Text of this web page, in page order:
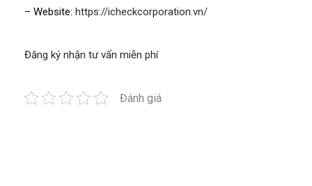
– Website: https://icheckcorporation.vn/
Đăng ký nhận tư vấn miễn phí
Đánh giá